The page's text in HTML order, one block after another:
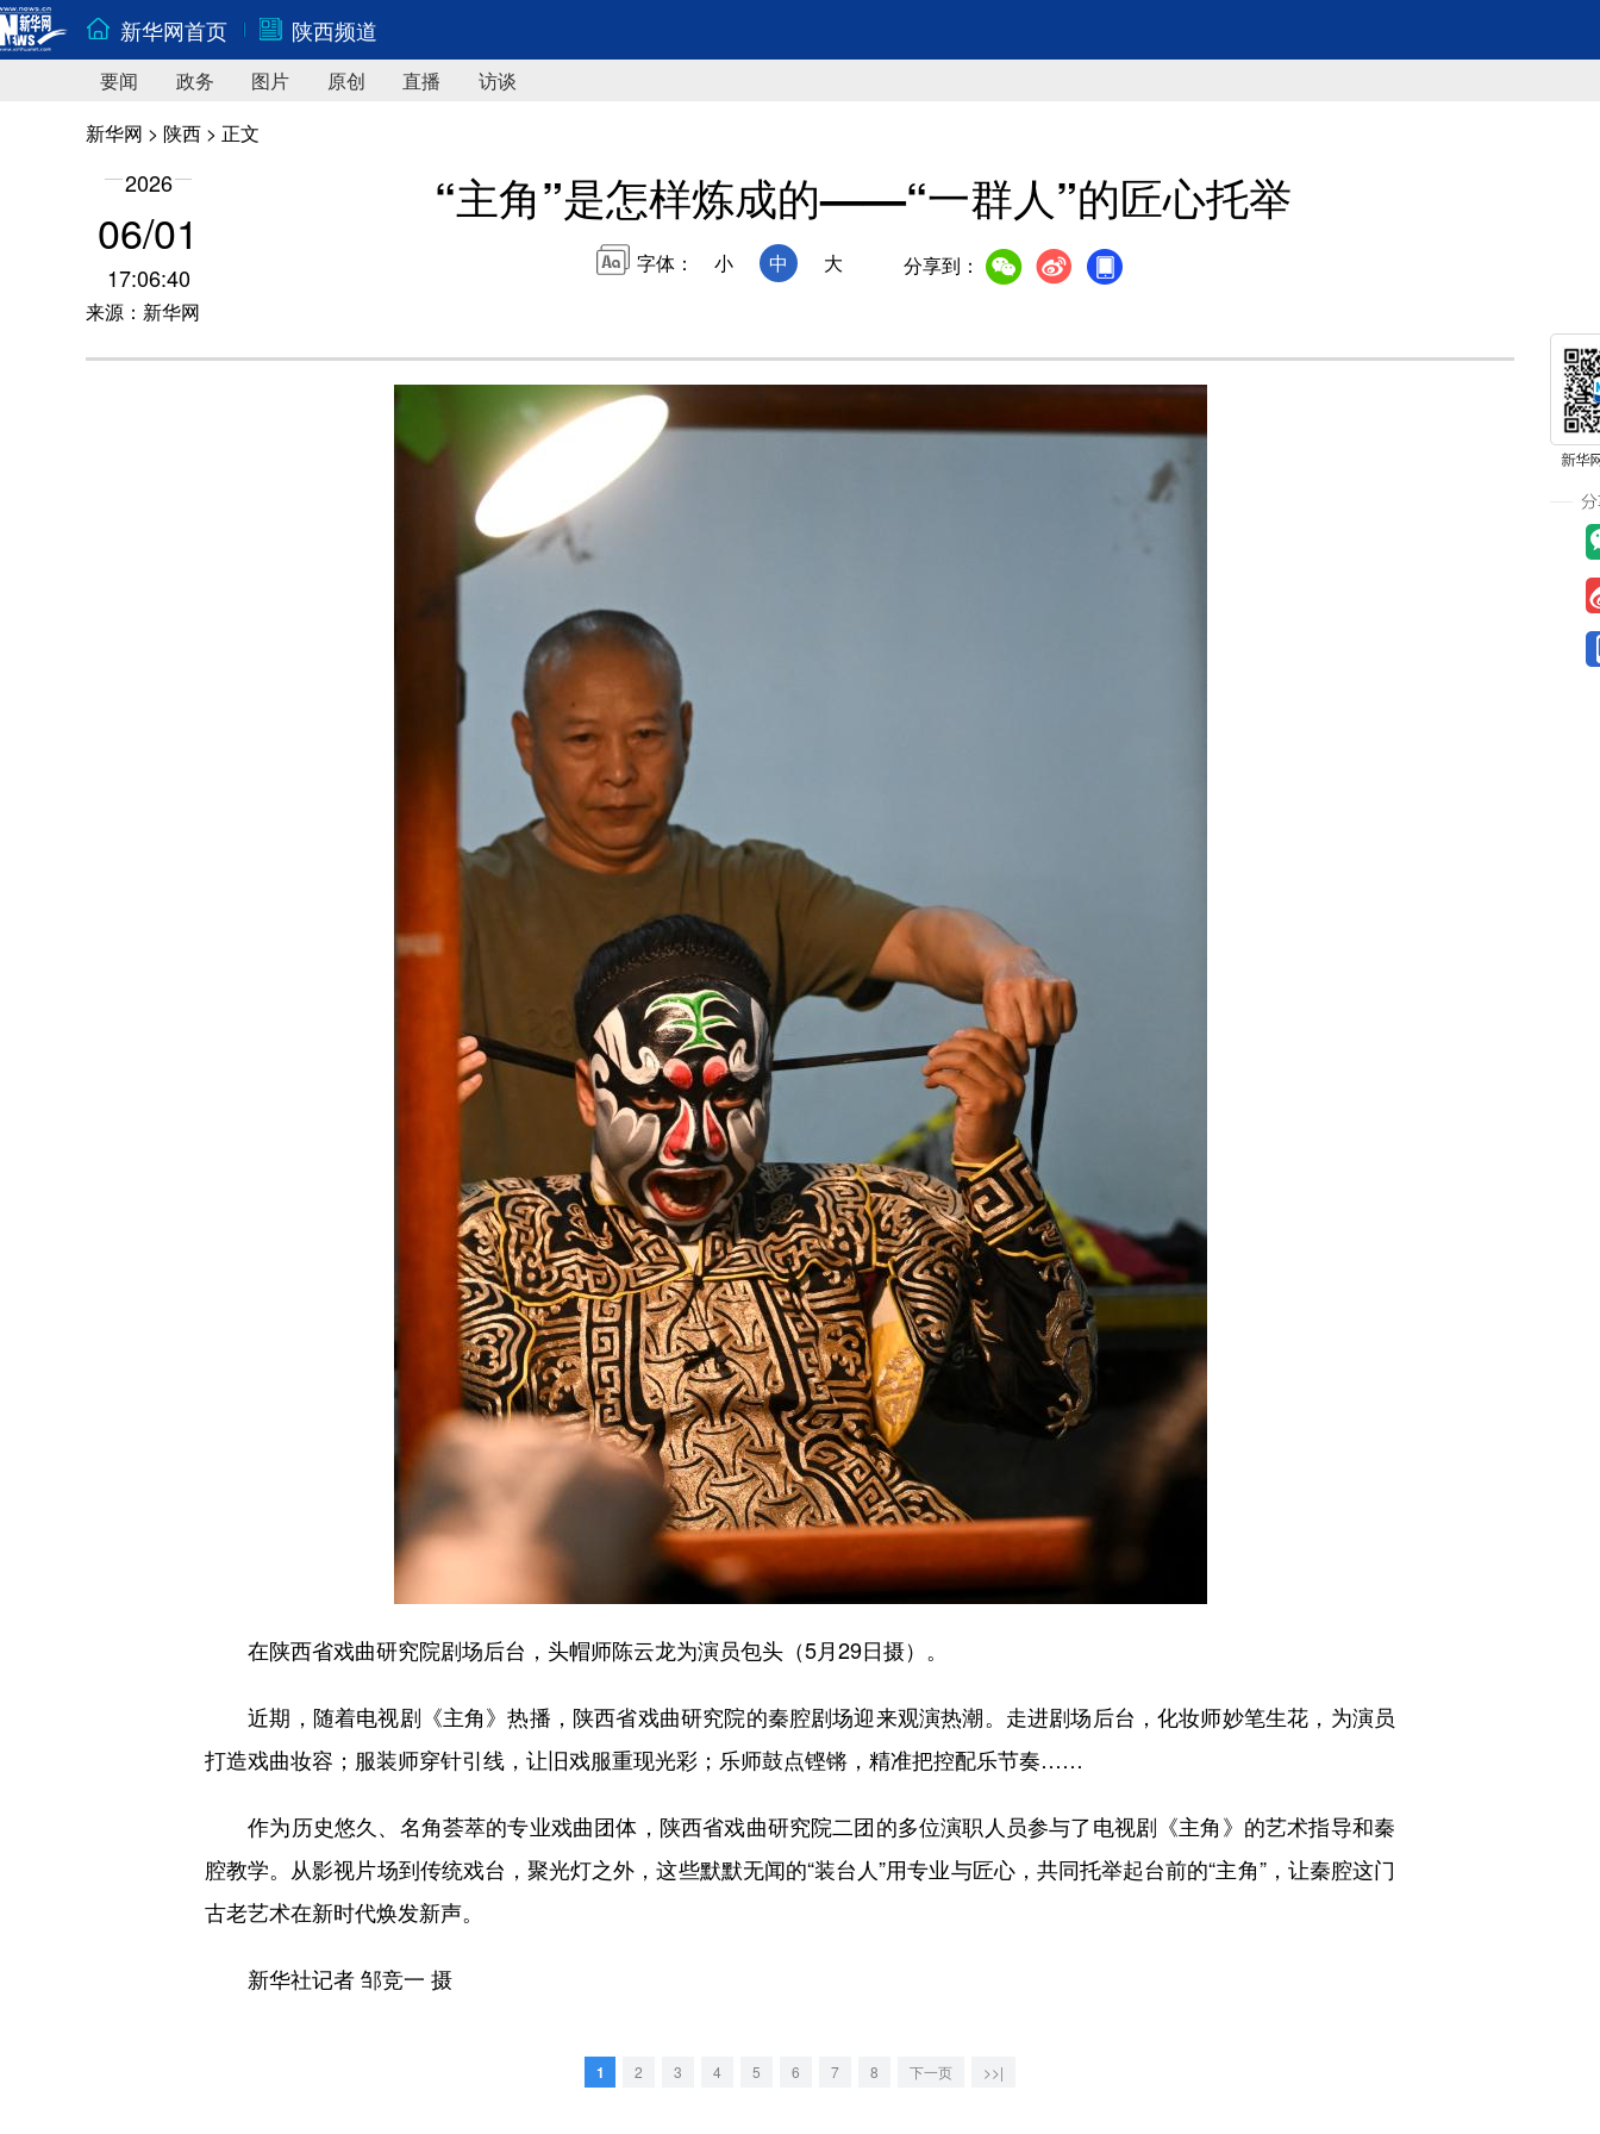
新华网首页 陕西频道
要闻 政务 图片 原创 直播
访谈
新华网 > 陕西 > 正文
2026
06/01
17:06:40
来源：新华网
“主角”是怎样炼成的——“一群人”的匠心托举
字体： 小 中 大 分享到：
在陕西省戏曲研究院剧场后台，头帽师陈云龙为演员包头（5月29日摄）。
近期，随着电视剧《主角》热播，陕西省戏曲研究院的秦腔剧场迎来观演热潮。走进剧场后台，化妆师妙笔生花，为演员
打造戏曲妆容；服装师穿针引线，让旧戏服重现光彩；乐师鼓点铿锵，精准把控配乐节奏……
作为历史悠久、名角荟萃的专业戏曲团体，陕西省戏曲研究院二团的多位演职人员参与了电视剧《主角》的艺术指导和秦
腔教学。从影视片场到传统戏台，聚光灯之外，这些默默无闻的“装台人”用专业与匠心，共同托举起台前的“主角”，让秦腔这门
古老艺术在新时代焕发新声。
新华社记者 邹竞一 摄
1 2 3 4 5 6 7 8 下一页 >>|